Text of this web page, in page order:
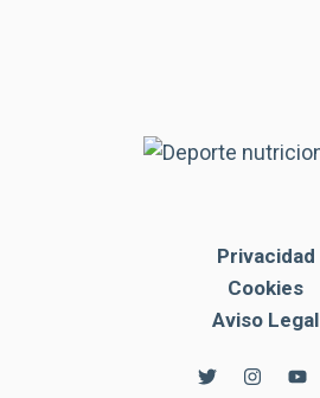
Privacidad
Cookies
Aviso Legal